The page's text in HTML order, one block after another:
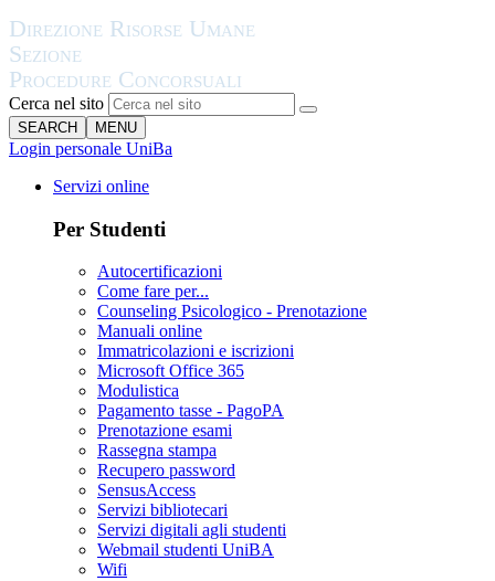
Cerca nel sito
SEARCH MENU
Login personale UniBa
Servizi online
Per Studenti
Autocertificazioni
Come fare per...
Counseling Psicologico - Prenotazione
Manuali online
Immatricolazioni e iscrizioni
Microsoft Office 365
Modulistica
Pagamento tasse - PagoPA
Prenotazione esami
Rassegna stampa
Recupero password
SensusAccess
Servizi bibliotecari
Servizi digitali agli studenti
Webmail studenti UniBA
Wifi